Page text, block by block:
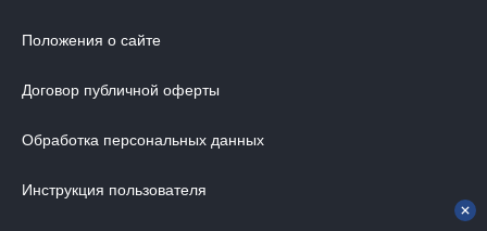
МЕБЕЛЬ В ДЕТСКУЮ
ВАННАЯ КОМНАТА
СТЕНОВЫЕ ПАНЕЛИ
Положения о сайте
Договор публичной оферты
Обработка персональных данных
Инструкция пользователя